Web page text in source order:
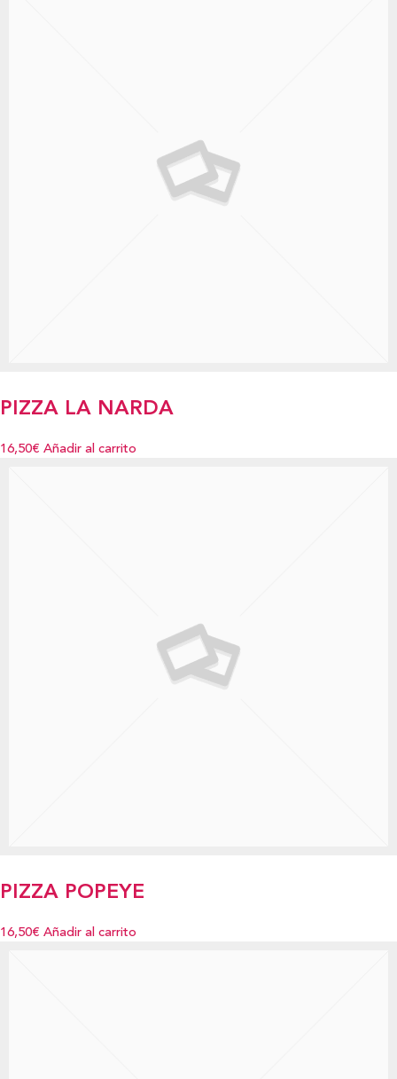
PIZZA LA NARDA
16,50€ Añadir al carrito
PIZZA POPEYE
16,50€ Añadir al carrito